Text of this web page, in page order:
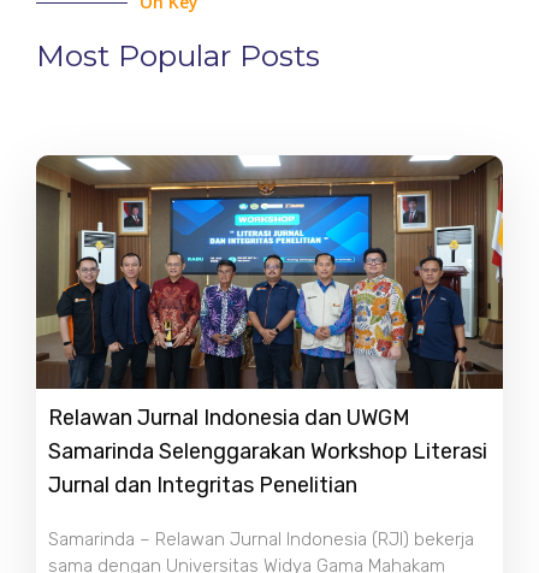
Most Popular Posts
Relawan Jurnal Indonesia dan UWGM
Samarinda Selenggarakan Workshop Literasi
Jurnal dan Integritas Penelitian
Samarinda – Relawan Jurnal Indonesia (RJI) bekerja
sama dengan Universitas Widya Gama Mahakam